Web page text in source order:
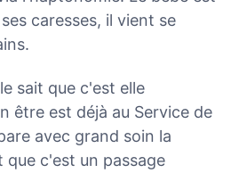
caresses, il vient se
sait que c'est elle
être est déjà au Service de
avec grand soin la
que c'est un passage